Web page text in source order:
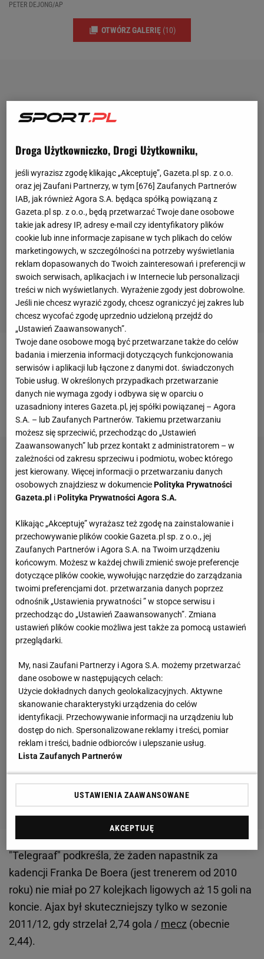
PETER DEJONG/AP
OTWÓRZ GALERIĘ (10)
Było to piękne trafienie, przy którym ośmieszył
trzech rywali. Za ten występ dostał notę 7 i został
wyróżniony obok innego piłkarza Ajaksu, Amina
Younesa (7,5).
"Telegraaf" podkreśla, że żaden napastnik za
kadencji Franka De Boera (jest trenerem od 2010
roku) nie miał po 27 kolejkach ligowych aż 15 goli na
koncie. Ajax był skuteczniejszy tylko w sezonie
2011/12, gdy strzelał 2,74 gola / mecz (obecnie
2,44).
Droga Użytkowniczko, Drogi Użytkowniku,
jeśli wyrazisz zgodę klikając „Akceptuję”, Gazeta.pl sp. z o.o.
oraz jej Zaufani Partnerzy, w tym [676] Zaufanych Partnerów
IAB, jak również Agora S.A. będąca spółką powiązaną z
Gazeta.pl sp. z o.o., będą przetwarzać Twoje dane osobowe
takie jak adresy IP, adresy e-mail czy identyfikatory plików
cookie lub inne informacje zapisane w tych plikach do celów
marketingowych, w szczególności na potrzeby wyświetlania
reklam dopasowanych do Twoich zainteresowań i preferencji w
swoich serwisach, aplikacjach i w Internecie lub personalizacji
treści w nich wyświetlanych. Wyrażenie zgody jest dobrowolne.
Jeśli nie chcesz wyrazić zgody, chcesz ograniczyć jej zakres lub
chcesz wycofać zgodę uprzednio udzieloną przejdź do
„Ustawień Zaawansowanych”.
Twoje dane osobowe mogą być przetwarzane także do celów
badania i mierzenia informacji dotyczących funkcjonowania
serwisów i aplikacji lub łączone z danymi dot. świadczonych
Tobie usług. W określonych przypadkach przetwarzanie
danych nie wymaga zgody i odbywa się w oparciu o
uzasadniony interes Gazeta.pl, jej spółki powiązanej – Agora
S.A. – lub Zaufanych Partnerów. Takiemu przetwarzaniu
możesz się sprzeciwić, przechodząc do „Ustawień
Zaawansowanych” lub przez kontakt z administratorem – w
zależności od zakresu sprzeciwu i podmiotu, wobec którego
jest kierowany. Więcej informacji o przetwarzaniu danych
osobowych znajdziesz w dokumenciePolityka Prywatności
Gazeta.pl iPolityka Prywatności Agora S.A.
Klikając „Akceptuję” wyrażasz też zgodę na zainstalowanie i
przechowywanie plików cookie Gazeta.pl sp. z o.o., jej
Zaufanych Partnerów i Agora S.A. na Twoim urządzeniu
końcowym. Możesz w każdej chwili zmienić swoje preferencje
dotyczące plików cookie, wywołując narzędzie do zarządzania
twoimi preferencjami dot. przetwarzania danych poprzez
odnośnik „Ustawienia prywatności ” w stopce serwisu i
przechodząc do „Ustawień Zaawansowanych”. Zmiana
ustawień plików cookie możliwa jest także za pomocą ustawień
przeglądarki.
My, nasi Zaufani Partnerzy i Agora S.A. możemy przetwarzać
dane osobowe w następujących celach:
Użycie dokładnych danych geolokalizacyjnych. Aktywne
skanowanie charakterystyki urządzenia do celów
identyfikacji. Przechowywanie informacji na urządzeniu lub
dostęp do nich. Spersonalizowane reklamy i treści, pomiar
reklam i treści, badnie odbiorców i ulepszanie usług.
Lista Zaufanych Partnerów
USTAWIENIA ZAAWANSOWANE
AKCEPTUJĘ